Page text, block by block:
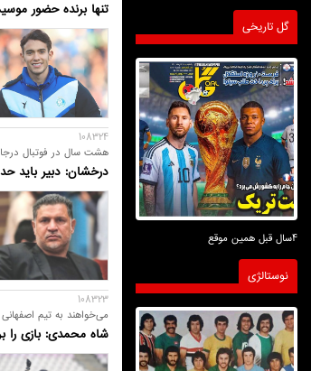
تنها برنده حضور
108324
هشت سال در فوتبال درجا
درخشان: دبیر باید
108323
می‌خواهند به تیم
شاه محمدی: بازی را
گل تاریخی
4سال قبل همین موقع
نوستالژی